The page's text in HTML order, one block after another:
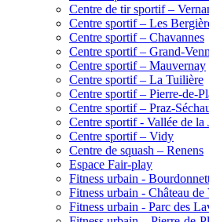
Centre de tir sportif –
Centre sportif – Les
Centre sportif – Chavannes
Centre sportif – Grand-
Centre sportif – Mauvernay
Centre sportif – La Tuilière
Centre sportif – Pierre-de-
Centre sportif – Praz-
Centre sportif - Vallée de la
Centre sportif – Vidy
Centre de squash – Renens
Espace Fair-play
Fitness urbain -
Fitness urbain - Château de
Fitness urbain - Parc des